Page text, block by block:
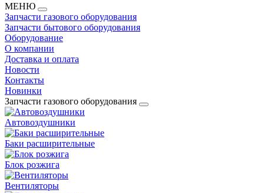
МЕНЮ
Запчасти газового оборудования
Запчасти бытового оборудования
Оборудование
О компании
Доставка и оплата
Новости
Контакты
Новинки
Запчасти газового оборудования
Автовоздушники
Баки расширительные
Блок розжига
Вентиляторы